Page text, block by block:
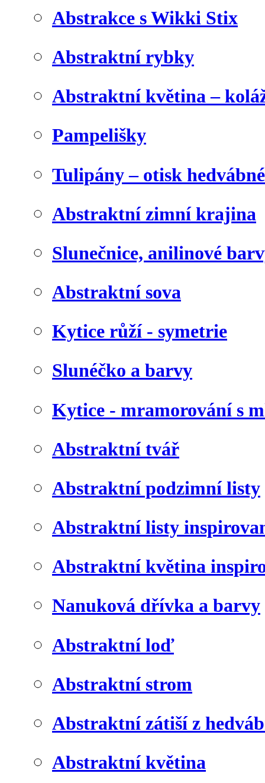
Abstrakce s Wikki Stix
Abstraktní rybky
Abstraktní květina –
Pampelišky
Tulipány – otisk
Abstraktní zimní krajina
Slunečnice, anilinové
Abstraktní sova
Kytice růží - symetrie
Slunéčko a barvy
Kytice - mramorování s
Abstraktní tvář
Abstraktní podzimní listy
Abstraktní listy
Abstraktní květina
Nanuková dřívka a barvy
Abstraktní loď
Abstraktní strom
Abstraktní zátiší z
Abstraktní květina